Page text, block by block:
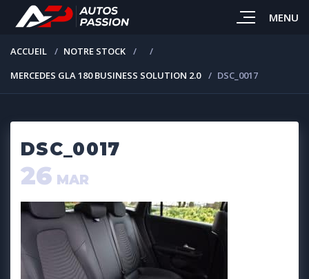
MENU
ACCUEIL
NOTRE STOCK
MERCEDES GLA 180 BUSINESS SOLUTION 2.0
DSC_0017
DSC_0017
26 MAR